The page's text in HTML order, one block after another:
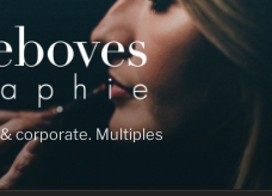
corporate. Multiples